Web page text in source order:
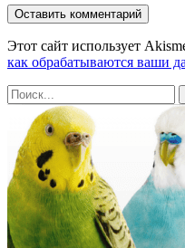
Этот сайт использует
как обрабатываются ваши